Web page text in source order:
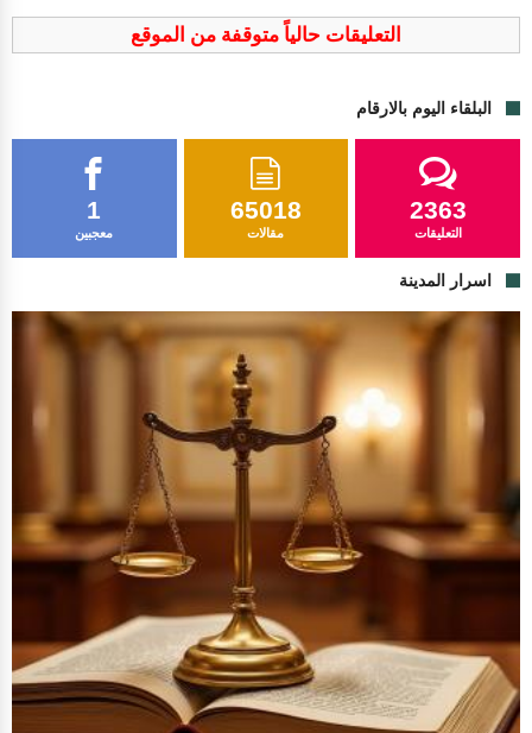
التعليقات حالياً متوقفة من الموقع
البلقاء اليوم بالارقام
1
معجبين
65018
مقالات
2363
التعليقات
اسرار المدينة